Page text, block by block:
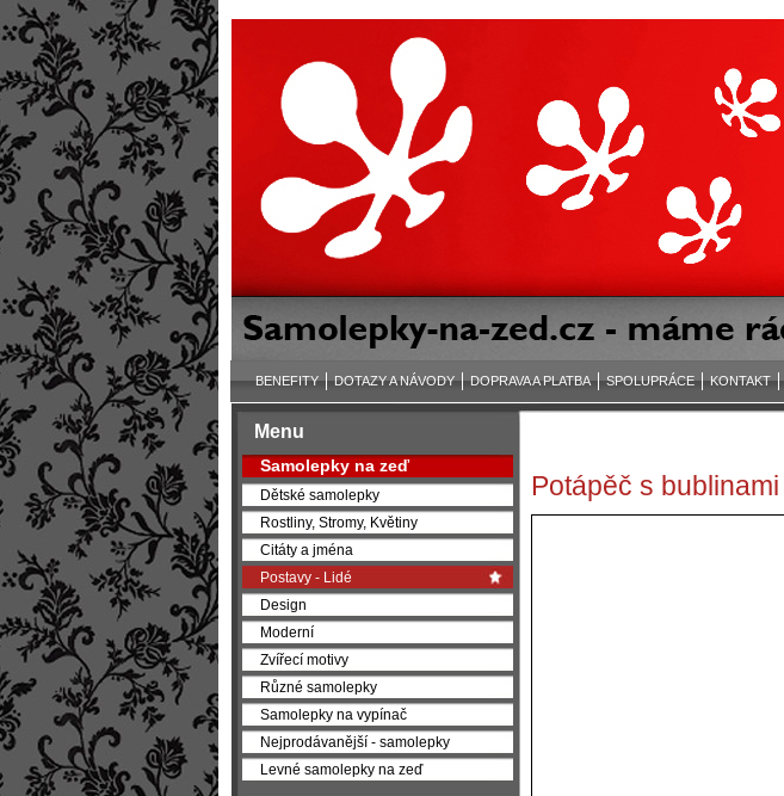
Potápěč s bublinami
Menu
Samolepky na zeď
Dětské samolepky
Rostliny, Stromy, Květiny
Citáty a jména
Postavy - Lidé
Design
Moderní
Zvířecí motivy
Různé samolepky
Samolepky na vypínač
Nejprodávanější - samolepky
Levné samolepky na zeď
BENEFITY DOTAZY A NÁVODY DOPRAVA A PLATBA SPOLUPRÁCE KONTAKT